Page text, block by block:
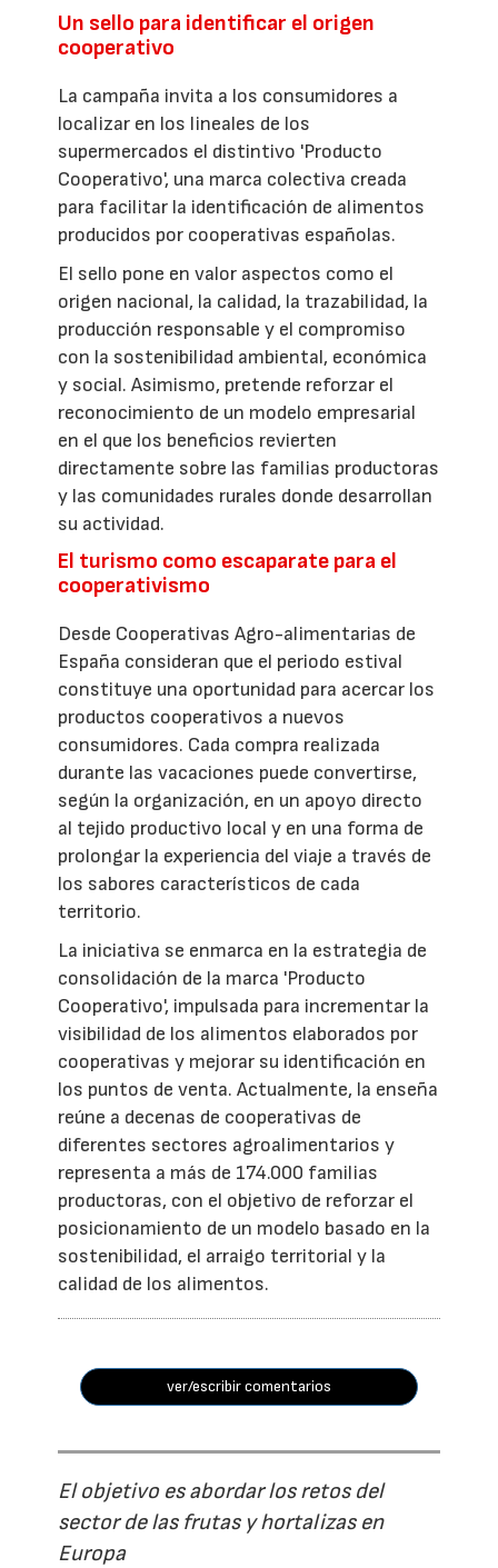
Un sello para identificar el origen
cooperativo
La campaña invita a los consumidores a
localizar en los lineales de los
supermercados el distintivo 'Producto
Cooperativo', una marca colectiva creada
para facilitar la identificación de alimentos
producidos por cooperativas españolas.
El sello pone en valor aspectos como el
origen nacional, la calidad, la trazabilidad, la
producción responsable y el compromiso
con la sostenibilidad ambiental, económica
y social. Asimismo, pretende reforzar el
reconocimiento de un modelo empresarial
en el que los beneficios revierten
directamente sobre las familias productoras
y las comunidades rurales donde desarrollan
su actividad.
El turismo como escaparate para el
cooperativismo
Desde Cooperativas Agro-alimentarias de
España consideran que el periodo estival
constituye una oportunidad para acercar los
productos cooperativos a nuevos
consumidores. Cada compra realizada
durante las vacaciones puede convertirse,
según la organización, en un apoyo directo
al tejido productivo local y en una forma de
prolongar la experiencia del viaje a través de
los sabores característicos de cada
territorio.
La iniciativa se enmarca en la estrategia de
consolidación de la marca 'Producto
Cooperativo', impulsada para incrementar la
visibilidad de los alimentos elaborados por
cooperativas y mejorar su identificación en
los puntos de venta. Actualmente, la enseña
reúne a decenas de cooperativas de
diferentes sectores agroalimentarios y
representa a más de 174.000 familias
productoras, con el objetivo de reforzar el
posicionamiento de un modelo basado en la
sostenibilidad, el arraigo territorial y la
calidad de los alimentos.
ver/escribir comentarios
El objetivo es abordar los retos del
sector de las frutas y hortalizas en
Europa